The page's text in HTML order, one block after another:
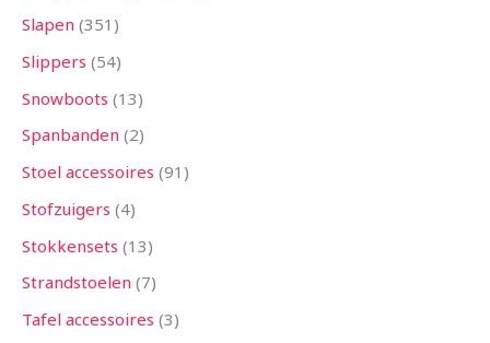
Slapen 351
Slippers 54
Snowboots 13
Spanbanden 2
Stoel accessoires 91
Stofzuigers 4
Stokkensets 13
Strandstoelen 7
Tafel accessoires 3